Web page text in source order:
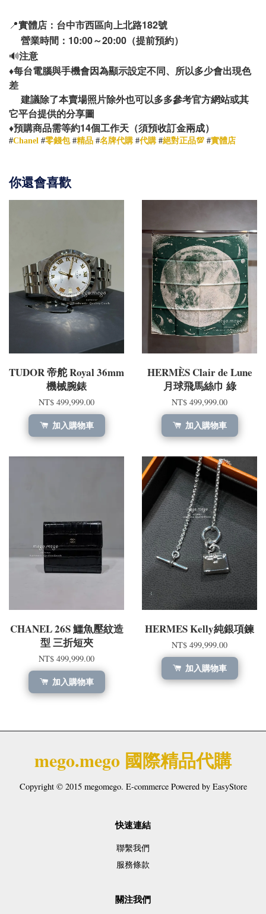
📍實體店：台中市西區向上北路182號
營業時間：10:00～20:00（提前預約）
🔊注意
♦️每台電腦與手機會因為顯示設定不同、所以多少會出現色
差
建議除了本賣場照片除外也可以多多參考官方網站或其
它平台提供的分享圖
♦️預購商品需等約14個工作天（須預收訂金兩成）
#Chanel #零錢包#精品 #名牌代購 #代購 #絕對正品💯 #實體店
你還會喜歡
TUDOR 帝舵 Royal 36mm
機械腕錶
NT$ 499,999.00
加入購物車
HERMÈS Clair de Lune
月球飛馬絲巾 綠
NT$ 499,999.00
加入購物車
CHANEL 26S 鱷魚壓紋造
型 三折短夾
NT$ 499,999.00
加入購物車
HERMES Kelly純銀項鍊
NT$ 499,999.00
加入購物車
mego.mego 國際精品代購
Copyright © 2015 megomego. E-commerce Powered by EasyStore
快速連結
聯繫我們
服務條款
關注我們